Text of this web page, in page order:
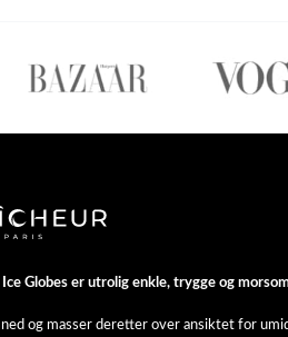
Ice Globes er utrolig enkle, trygge og
og masser deretter over ansiktet for